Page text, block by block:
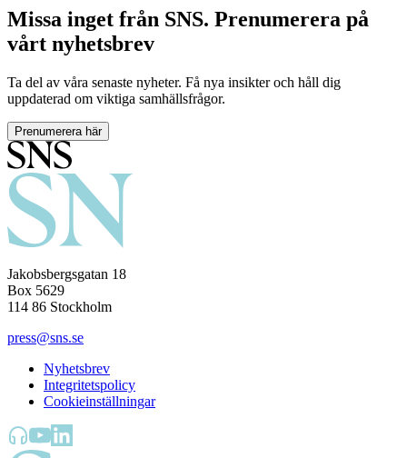
Missa inget från SNS. Prenumerera på
vårt nyhetsbrev
Ta del av våra senaste nyheter. Få nya insikter och håll dig
uppdaterad om viktiga samhällsfrågor.
Prenumerera här
Jakobsbergsgatan 18
Box 5629
114 86 Stockholm
press@sns.se
Nyhetsbrev
Integritetspolicy
Cookieinställningar